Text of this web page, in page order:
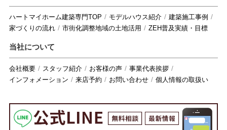
ハートマイホーム建築専門TOP モデルハウス紹介
建築施工事例
家づくりの流れ
市街化調整地域の土地活用 ZEH普及実績・目標
当社について
会社概要 スタッフ紹介 お客様の声
事業代表挨拶
インフォメーション
来店予約 お問い合わせ 個人情報の取扱い